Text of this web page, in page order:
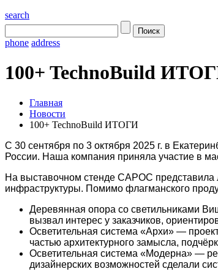
search
phone address
100+ TechnoBuild
Главная
Новости
100+ TechnoBuild ИТОГИ
С 30 сентября по 3 октября 2025 г. в
России. Наша компания приняла участие в
На выставочном стенде САРОС представила
инфраструктуры. Помимо флагманского
Деревянная опора со светильниками
вызвал интерес у заказчиков,
Осветительная система «Архи» —
частью архитектурного замысла,
Осветительная система «Модерна» —
дизайнерских возможностей сделали